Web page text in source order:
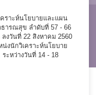
ราะห์นโยบายและแผน
ารณสุข ลำดับที่ 57 - 66
งวันที่ 22 สิงหาคม 2560
น่งนักวิเคราะห์นโยบาย
ะหว่างวันที่ 14 - 18